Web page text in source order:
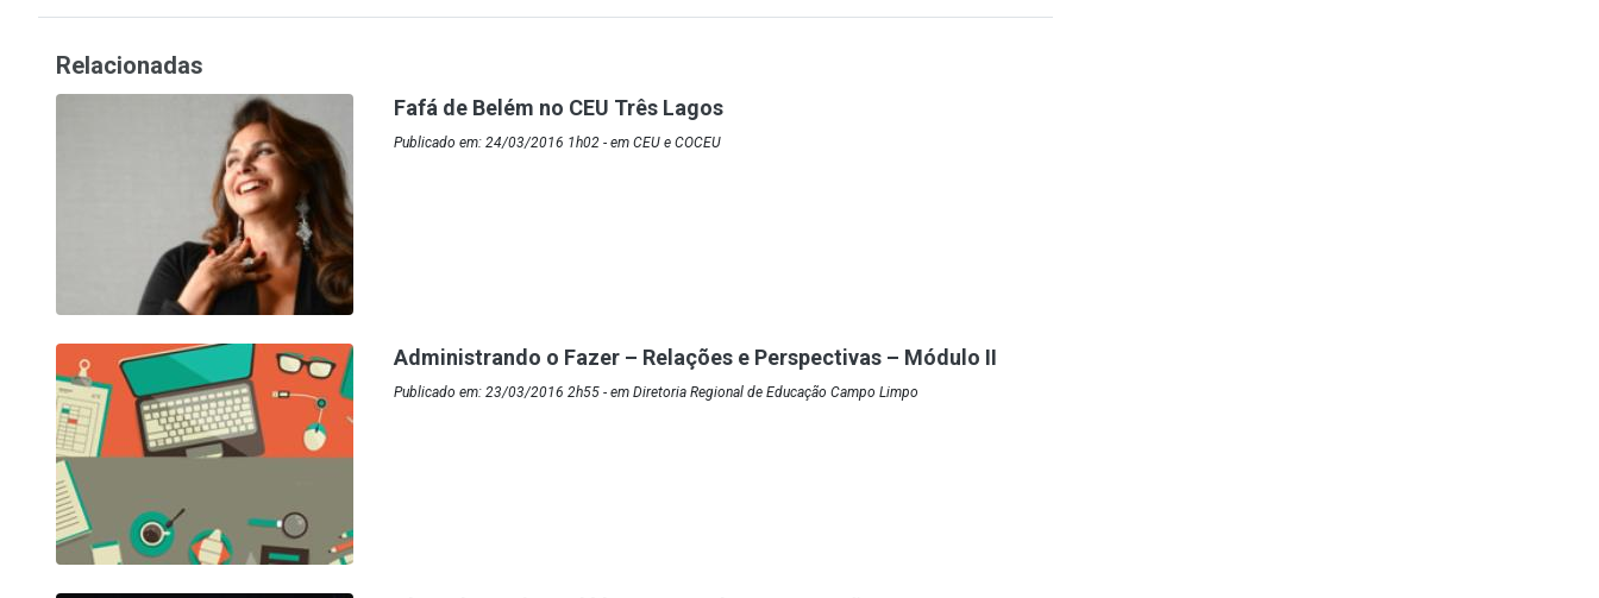
Relacionadas
Fafá de Belém no CEU Três Lagos
Publicado em: 24/03/2016 1h02 - em CEU e COCEU
Administrando o Fazer – Relações e Perspectivas – Módulo II
Publicado em: 23/03/2016 2h55 - em Diretoria Regional de Educação Campo Limpo